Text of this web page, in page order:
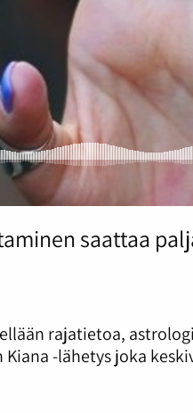
saattaa
rajatietoa,
-lähetys joka